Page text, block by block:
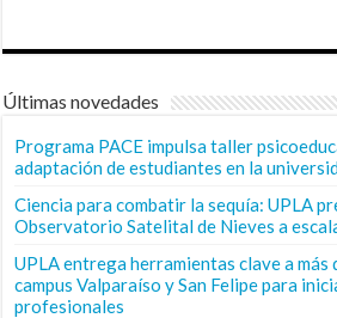
Últimas novedades
Programa PACE impulsa taller
adaptación de estudiantes en la
Ciencia para combatir la sequía: UPLA
Observatorio Satelital de Nieves a
UPLA entrega herramientas clave a
campus Valparaíso y San Felipe para
profesionales